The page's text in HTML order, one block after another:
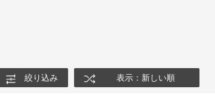
絞り込み 表示：新しい順